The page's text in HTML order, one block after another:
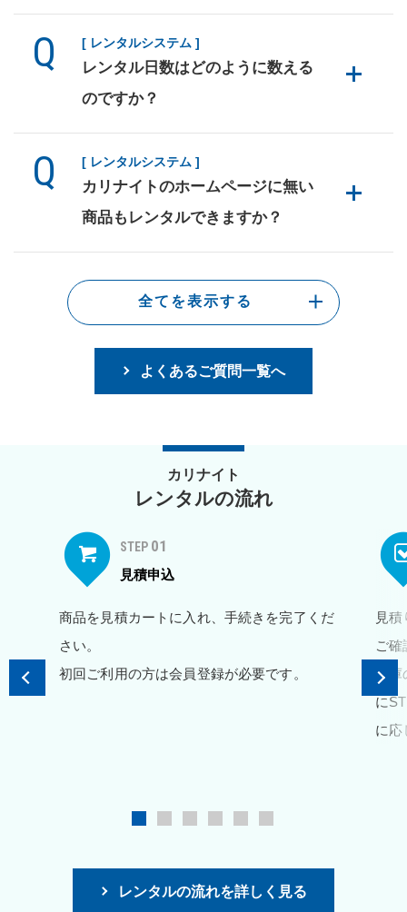
[ レンタルシステム ]
レンタル日数はどのように数える
のですか？
[ レンタルシステム ]
カリナイトのホームページに無い
商品もレンタルできますか？
全てを表示する
よくあるご質問一覧へ
カリナイト
レンタルの流れ
STEP 01
見積申込
商品を見積カートに入れ、手続きを完了くだ
さい。
初回ご利用の方は会員登録が必要です。
見
ご確
在
に
に応
レンタルの流れを詳しく見る